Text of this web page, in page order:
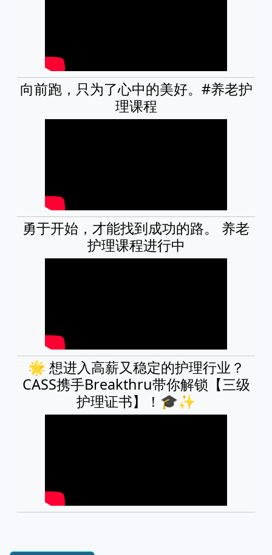
向前跑，只为了心中的美好。#养老护
理课程
勇于开始，才能找到成功的路。 养老
护理课程进行中
🌟 想进入高薪又稳定的护理行业？
CASS携手Breakthru带你解锁【三级
护理证书】！🎓✨